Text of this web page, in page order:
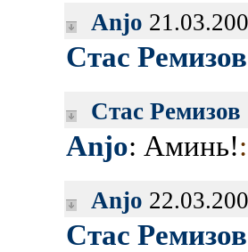
Anjo
Стас Ремизов
Стас Ремизов
Anjo: Аминь!
Anjo
Стас Ремизов